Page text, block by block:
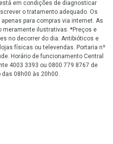
em condições de diagnosticar
o tratamento adequado. Os
para compras via internet. As
ilustrativas. *Preços e
no decorrer do dia. Antibióticos e
físicas ou televendas. Portaria nº
Horário de funcionamento Central
4003 3393 ou 0800 779 8767 de
08h00 às 20h00.